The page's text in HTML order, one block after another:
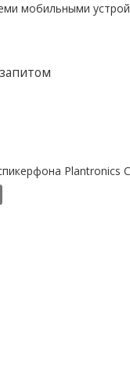
мобильными
Plantronics